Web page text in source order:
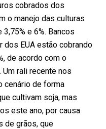
cobrados dos
o manejo das culturas
e 6%. Bancos
dos EUA estão cobrando
de acordo com o
Um rali recente nos
cenário de forma
cultivam soja, mas
este ano, por causa
de grãos, que